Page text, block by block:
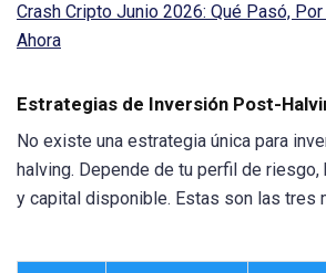
Crash Cripto Junio 2026: Qué Pasó,
Ahora
Estrategias de Inversión Post-
No existe una estrategia única para
halving. Depende de tu perfil de
y capital disponible. Estas son las tres